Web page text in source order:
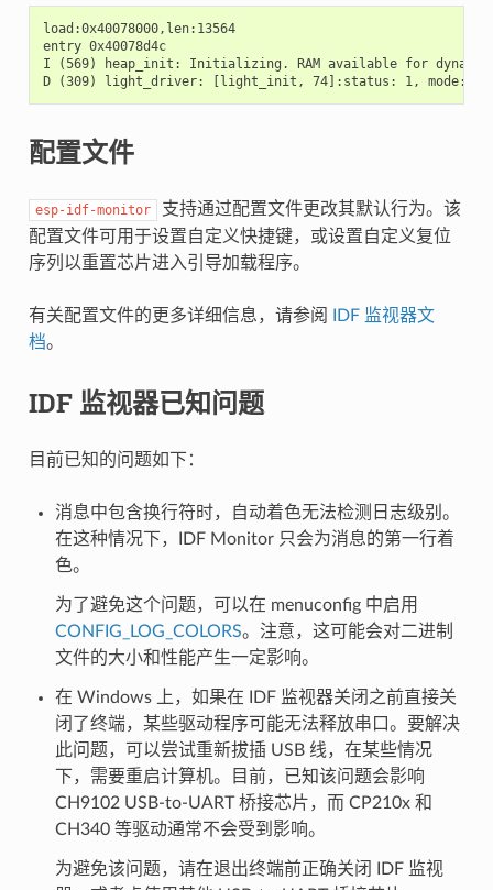
load:0x40078000,len:13564
entry 0x40078d4c
I (569) heap_init: Initializing. RAM available for
配置文件
esp-idf-monitor
支持通过配置文件更改其默认行为。该
配置文件可用于设置自定义快捷键，或设置自定义复位
序列以重置芯片进入引导加载程序。
有关配置文件的更多详细信息，请参阅
IDF 监视器文
档。
IDF 监视器已知问题
目前已知的问题如下：
消息中包含换行符时，自动着色无法检测日志级别。
在这种情况下，IDF Monitor 只会为消息的第一行着
色。
为了避免这个问题，可以在 menuconfig 中启用
CONFIG_LOG_COLORS。注意，这可能会对二进制
文件的大小和性能产生一定影响。
在 Windows 上，如果在 IDF 监视器关闭之前直接关
闭了终端，某些驱动程序可能无法释放串口。要解决
此问题，可以尝试重新拔插 USB 线，在某些情况
下，需要重启计算机。目前，已知该问题会影响
CH9102 USB-to-UART 桥接芯片，而 CP210x 和
CH340 等驱动通常不会受到影响。
为避免该问题，请在退出终端前正确关闭 IDF 监视